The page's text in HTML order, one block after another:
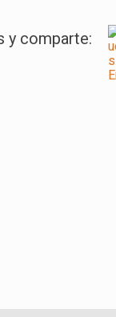
y comparte: